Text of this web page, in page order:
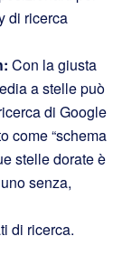
di ricerca
Con la giusta
a stelle può
di Google
come “schema
stelle dorate è
senza,
di ricerca.